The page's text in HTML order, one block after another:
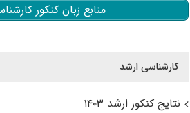
منابع زبان کنکور
کارشناسی ارشد
نتایج کنکور ارشد ۱۴۰۳